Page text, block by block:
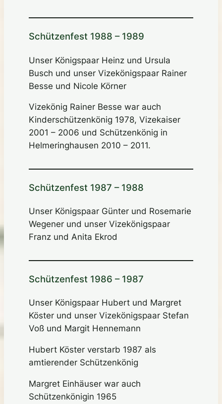
Schützenfest 1988 – 1989
Unser Königspaar Heinz und Ursula
Busch und unser Vizekönigspaar Rainer
Besse und Nicole Körner
Vizekönig Rainer Besse war auch
Kinderschützenkönig 1978, Vizekaiser
2001 – 2006 und Schützenkönig in
Helmeringhausen 2010 – 2011.
Schützenfest 1987 – 1988
Unser Königspaar Günter und Rosemarie
Wegener und unser Vizekönigspaar
Franz und Anita Ekrod
Schützenfest 1986 – 1987
Unser Königspaar Hubert und Margret
Köster und unser Vizekönigspaar Stefan
Voß und Margit Hennemann
Hubert Köster verstarb 1987 als
amtierender Schützenkönig
Margret Einhäuser war auch
Schützenkönigin 1965